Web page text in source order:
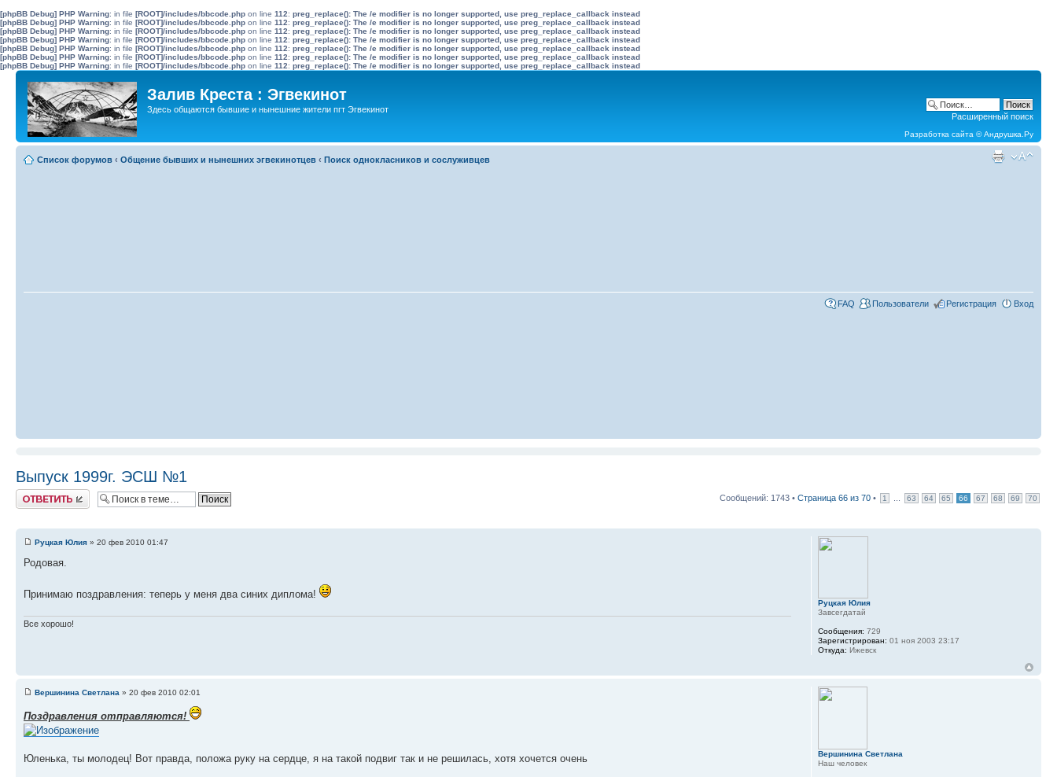
[phpBB Debug] PHP Warning: in file [ROOT]/includes/bbcode.php on line 112: preg_replace(): The /e modifier is no longer supported, use preg_replace_callback instead
[phpBB Debug] PHP Warning: in file [ROOT]/includes/bbcode.php on line 112: preg_replace(): The /e modifier is no longer supported, use preg_replace_callback instead
[phpBB Debug] PHP Warning: in file [ROOT]/includes/bbcode.php on line 112: preg_replace(): The /e modifier is no longer supported, use preg_replace_callback instead
[phpBB Debug] PHP Warning: in file [ROOT]/includes/bbcode.php on line 112: preg_replace(): The /e modifier is no longer supported, use preg_replace_callback instead
[phpBB Debug] PHP Warning: in file [ROOT]/includes/bbcode.php on line 112: preg_replace(): The /e modifier is no longer supported, use preg_replace_callback instead
[phpBB Debug] PHP Warning: in file [ROOT]/includes/bbcode.php on line 112: preg_replace(): The /e modifier is no longer supported, use preg_replace_callback instead
[phpBB Debug] PHP Warning: in file [ROOT]/includes/bbcode.php on line 112: preg_replace(): The /e modifier is no longer supported, use preg_replace_callback instead
Залив Креста : Эгвекинот
Здесь общаются бывшие и нынешние жители пгт Эгвекинот
Расширенный поиск
Разработка сайта ©Андрушка.Ру
Список форумов ‹ Общение бывших и нынешних эгвекинотцев ‹ Поиск однокласников и сослуживцев
FAQ Пользователи Регистрация Вход
Выпуск 1999г. ЭСШ №1
Ответить Сообщений: 1743 • Страница 66 из 70 • 1 63 64 65 66 67 68 69 70
Руцкая Юлия » 20 фев 2010 01:47
Родовая.
Принимаю поздравления: теперь у меня два синих диплома!
Все хорошо!
Руцкая Юлия
Завсегдатай
Сообщения: 729
Зарегистрирован: 01 ноя 2003 23:17
Откуда: Ижевск
Вершинина Светлана » 20 фев 2010 02:01
Поздравления отправляются!
Юленька, ты молодец! Вот правда, положа руку на сердце, я на такой подвиг так и не решилась, хотя хочется очень
Вершинина Светлана
Наш человек